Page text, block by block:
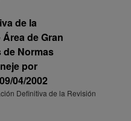
de la
de Gran
de Normas
por
04/2002
Definitiva de la Revisión